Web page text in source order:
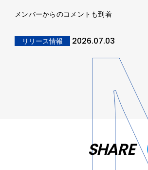
メンバーからのコメントも到着
リリース情報 2026.07.03
SHARE